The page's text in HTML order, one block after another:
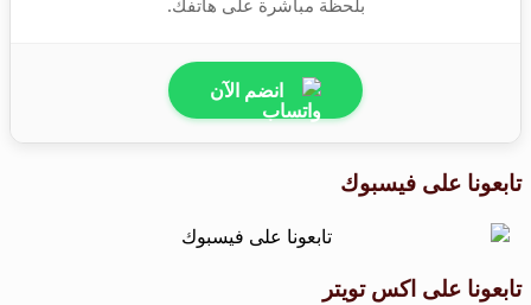
انضم الآن
تابعونا على فيسبوك
تابعونا على اكس تويتر